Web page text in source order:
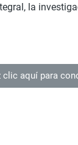
la
clic aquí para